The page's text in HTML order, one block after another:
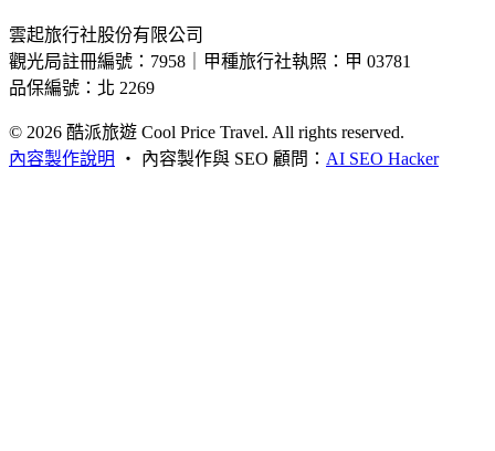
雲起旅行社股份有限公司
觀光局註冊編號：7958｜甲種旅行社執照：甲 03781
品保編號：北 2269
© 2026 酷派旅遊 Cool Price Travel. All rights reserved.
內容製作說明
・ 內容製作與 SEO 顧問： AI SEO Hacker